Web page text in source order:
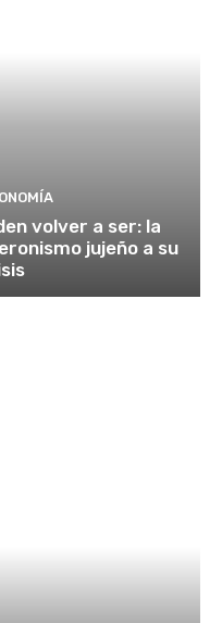
volver a ser: la
jujeño a su